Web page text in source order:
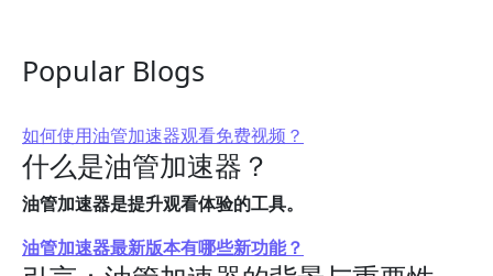
Popular Blogs
如何使用油管加速器观看免费视频？
什么是油管加速器？
油管加速器是提升观看体验的工具。
油管加速器最新版本有哪些新功能？